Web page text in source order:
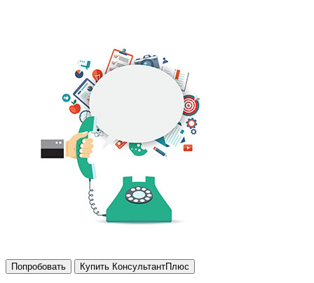
Попробовать Купить КонсультантПлюс